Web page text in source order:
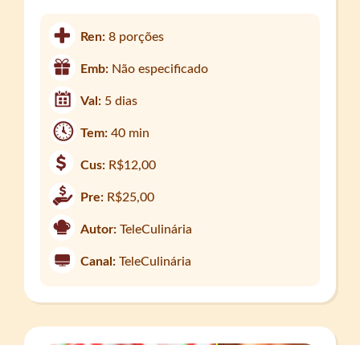
Ren:8 porções
Emb: Não especificado
Val: 5 dias
Tem:40 min
Cus: R$12,00
Pre: R$25,00
Autor: TeleCulinária
Canal: TeleCulinária